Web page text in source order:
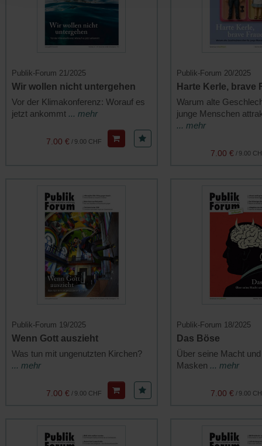
Publik-Forum 21/2025
Wir wollen nicht untergehen
Vor der Klimakonferenz: Worauf es
jetzt ankommt ... mehr
9.00 CHF
/
7.00 €
Publik-Forum 20/2025
Harte Kerle, brave
Warum alte
junge Menschen
... mehr
9.00
/
7.00 €
Publik-Forum 19/2025
Wenn Gott auszieht
Was tun mit ungenutzten Kirchen?
... mehr
9.00 CHF
/
7.00 €
Publik-Forum 18/2025
Das Böse
Über seine Macht
Masken ... mehr
9.00
/
7.00 €